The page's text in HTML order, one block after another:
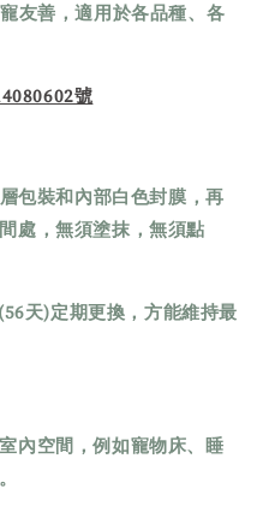
友善，適用於各品種、各
號
包裝和內部白色封膜，再
處，無須塗抹，無須點
天)定期更換，方能維持最
內空間，例如寵物床、睡